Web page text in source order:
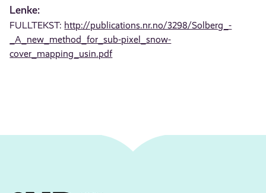
Lenke:
FULLTEKST: http://publications.nr.no/3298/Solberg_-
_A_new_method_for_sub-pixel_snow-
cover_mapping_usin.pdf